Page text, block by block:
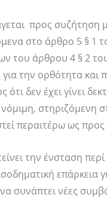
προς
στο άρθρο 5 § 1
του άρθρου 4 § 2
την ορθότητα
δεν έχει γίνει
στηριζόμενη
περαιτέρω ως
την ένσταση
επάρκεια
συνάπτει νέες